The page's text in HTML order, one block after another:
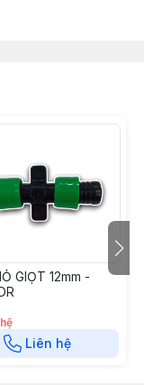
GIỌT 12mm -
Liên hệ